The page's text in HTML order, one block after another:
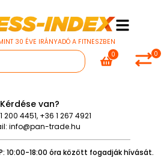
30 ÉVE IRÁNYADÓ A FITNESZBEN
0
0
Kérdése van?
200 4451, +36 1 267 4921
info@pan-trade.hu
10:00-18:00 óra között fogadják hívását.